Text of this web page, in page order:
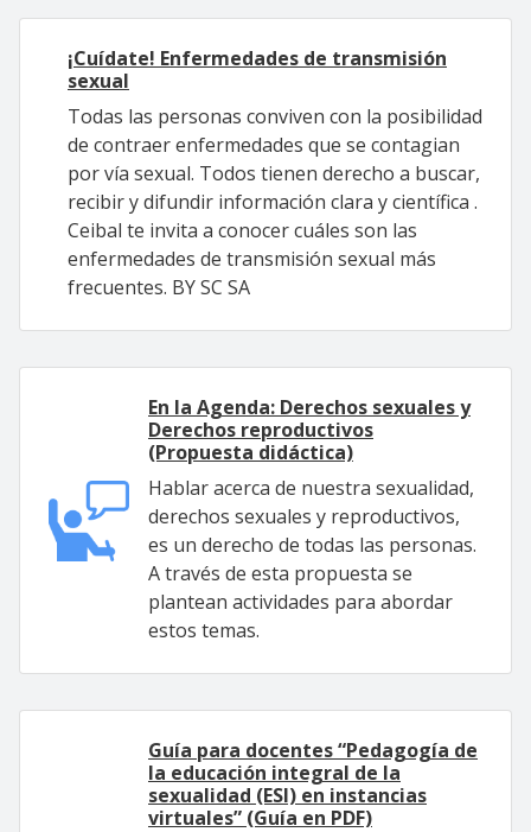
¡Cuídate! Enfermedades de transmisión
sexual
Todas las personas conviven con la posibilidad
de contraer enfermedades que se contagian
por vía sexual. Todos tienen derecho a buscar,
recibir y difundir información clara y científica .
Ceibal te invita a conocer cuáles son las
enfermedades de transmisión sexual más
frecuentes. BY SC SA
En la Agenda: Derechos sexuales y
Derechos reproductivos
(Propuesta didáctica)
Hablar acerca de nuestra sexualidad,
derechos sexuales y reproductivos,
es un derecho de todas las personas.
A través de esta propuesta se
plantean actividades para abordar
estos temas.
Guía para docentes “Pedagogía de
la educación integral de la
sexualidad (ESI) en instancias
virtuales” (Guía en PDF)